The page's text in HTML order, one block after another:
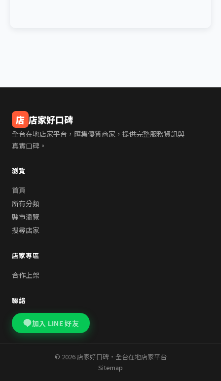
店 店家好口碑
全台在地店家平台，匯集優質商家，提供完整服務資訊與
真實口碑。
瀏覽
首頁
所有分類
縣市瀏覽
搜尋店家
店家專區
合作上架
聯絡
加入 LINE 好友
© 2026 店家好口碑・全台在地店家平台
Sitemap